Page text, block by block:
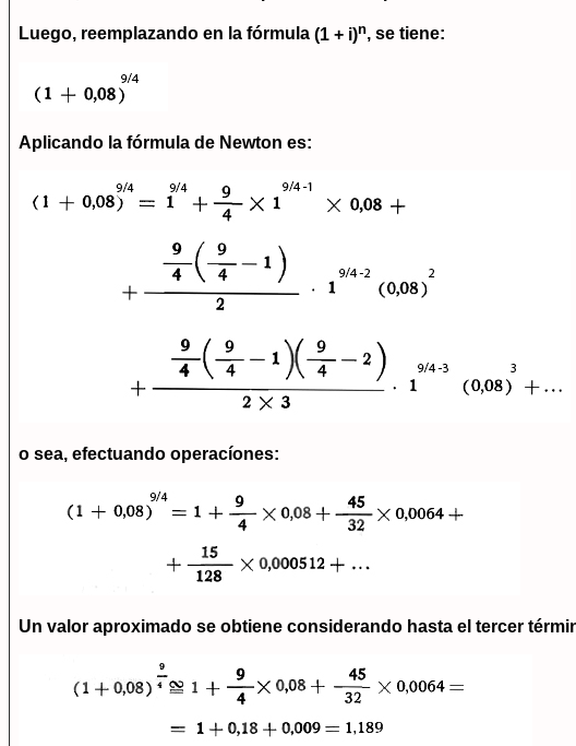
Luego, reemplazando en la fórmula (1 + i)n, se tiene:
Aplicando la fórmula de Newton es:
o sea, efectuando operacíones:
Un valor aproximado se obtiene considerando hasta el tercer